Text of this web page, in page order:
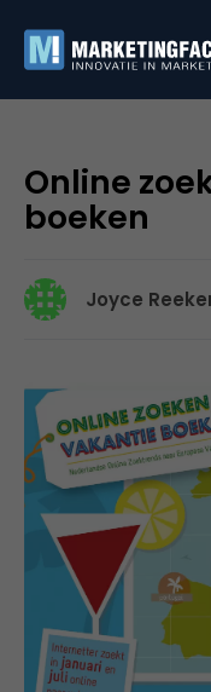
Online
boeken
Joyce